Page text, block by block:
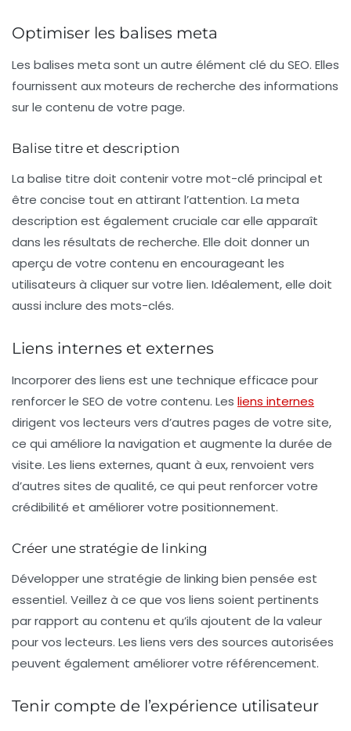
Optimiser les balises meta
Les balises meta sont un autre élément clé du SEO. Elles
fournissent aux moteurs de recherche des informations
sur le contenu de votre page.
Balise titre et description
La balise titre doit contenir votre mot-clé principal et
être concise tout en attirant l’attention. La meta
description est également cruciale car elle apparaît
dans les résultats de recherche. Elle doit donner un
aperçu de votre contenu en encourageant les
utilisateurs à cliquer sur votre lien. Idéalement, elle doit
aussi inclure des mots-clés.
Liens internes et externes
Incorporer des liens est une technique efficace pour
renforcer le SEO de votre contenu. Les liens internes
dirigent vos lecteurs vers d’autres pages de votre site,
ce qui améliore la navigation et augmente la durée de
visite. Les liens externes, quant à eux, renvoient vers
d’autres sites de qualité, ce qui peut renforcer votre
crédibilité et améliorer votre positionnement.
Créer une stratégie de linking
Développer une stratégie de linking bien pensée est
essentiel. Veillez à ce que vos liens soient pertinents
par rapport au contenu et qu’ils ajoutent de la valeur
pour vos lecteurs. Les liens vers des sources autorisées
peuvent également améliorer votre référencement.
Tenir compte de l’expérience utilisateur